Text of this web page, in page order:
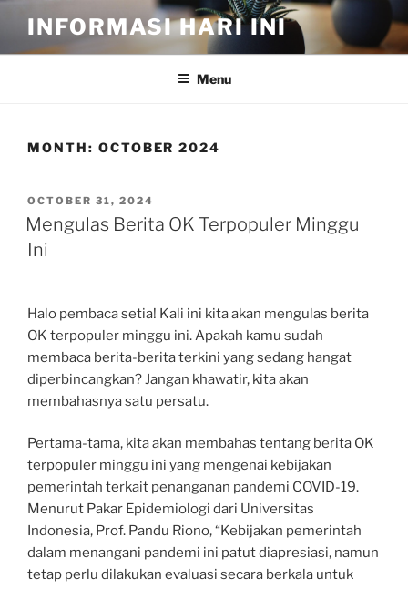
content
INFORMASI HARI INI
Menu
MONTH: OCTOBER 2024
POSTED
ON
OCTOBER 31, 2024
Mengulas Berita OK Terpopuler Minggu
Ini
Halo pembaca setia! Kali ini kita akan mengulas berita
OK terpopuler minggu ini. Apakah kamu sudah
membaca berita-berita terkini yang sedang hangat
diperbincangkan? Jangan khawatir, kita akan
membahasnya satu persatu.
Pertama-tama, kita akan membahas tentang berita OK
terpopuler minggu ini yang mengenai kebijakan
pemerintah terkait penanganan pandemi COVID-19.
Menurut Pakar Epidemiologi dari Universitas
Indonesia, Prof. Pandu Riono, “Kebijakan pemerintah
dalam menangani pandemi ini patut diapresiasi, namun
tetap perlu dilakukan evaluasi secara berkala untuk